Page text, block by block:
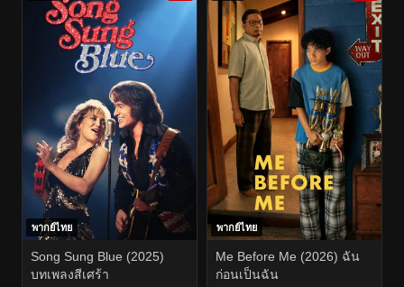
พากย์ไทย
Song Sung Blue (2025)
บทเพลงสีเศร้า
พากย์ไทย
Me Before Me (2026) ฉัน
ก่อนเป็นฉัน